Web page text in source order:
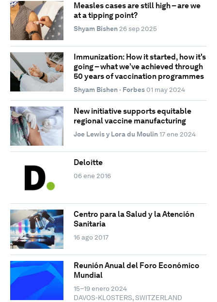
Measles cases are still high – are we
at a tipping point?
Shyam Bishen 26 sep 2025
Immunization: How it started, how it's
going – what we’ve achieved through
50 years of vaccination programmes
Shyam Bishen · Forbes 01 may 2024
New initiative supports equitable
regional vaccine manufacturing
Joe Lewis y Lora du Moulin 17 ene 2024
Deloitte
06 ene 2016
Centro para la Salud y la Atención
Sanitaria
16 ago 2017
Reunión Anual del Foro Económico
Mundial
15–19 enero 2024
DAVOS-KLOSTERS, SWITZERLAND